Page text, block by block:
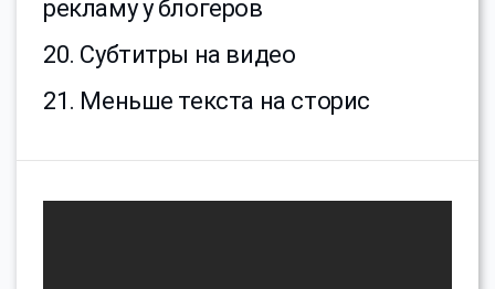
рекламу у блогеров
20. Субтитры на видео
21. Меньше текста на сторис